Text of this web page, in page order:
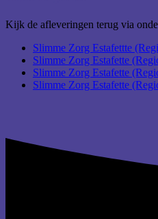
Kijk de afleveringen terug via
Slimme Zorg Estafettte
Slimme Zorg Estafette
Slimme Zorg Estafette
Slimme Zorg Estafette